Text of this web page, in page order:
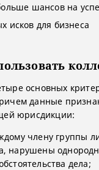
шансов на
исков для бизнеса
основных
данные
юрисдикции:
члену группы
нарушены
дела;